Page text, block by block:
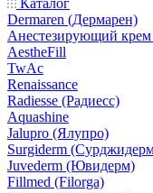
Каталог
Dermaren (Дермарен)
Анестезирующий
AestheFill
TwAc
Renaissance
Radiesse (Радиесс)
Aquashine
Jalupro (Ялупро)
Surgiderm
Juvederm (Ювидерм)
Fillmed (Filorga)